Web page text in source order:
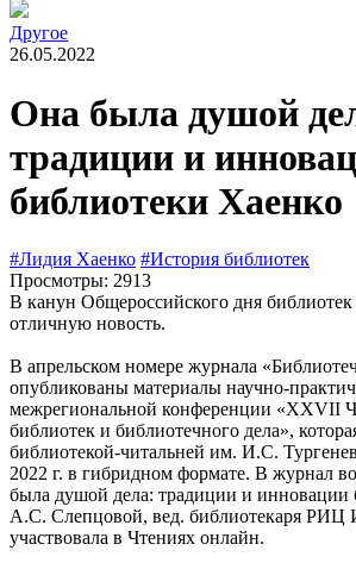
Другое
26.05.2022
Она была душой
традиции и
библиотеки Хаенко
#Лидия Хаенко #История библиотек
Просмотры: 2913
В канун Общероссийского дня
отличную новость.
В апрельском номере журнала
опубликованы материалы научно-
межрегиональной конференции «XXVII
библиотек и библиотечного дела»,
библиотекой-читальней им. И.С.
2022 г. в гибридном формате. В журнал
была душой дела: традиции и инновации
А.С. Слепцовой, вед. библиотекаря РИЦ
участвовала в Чтениях онлайн.